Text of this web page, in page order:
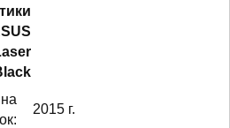
2015 г.